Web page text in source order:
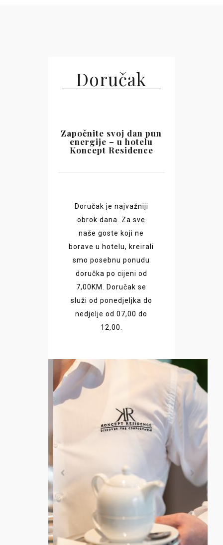
Doručak
Započnite svoj dan pun
energije – u hotelu
Koncept Residence
Doručak je najvažniji
obrok dana. Za sve
naše goste koji ne
borave u hotelu, kreirali
smo posebnu ponudu
doručka po cijeni od
7,00KM. Doručak se
služi od ponedjeljka do
nedjelje od 07,00 do
12,00.